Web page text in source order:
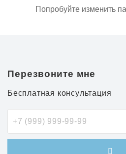
Попробуйте изменить
Перезвоните мне
Бесплатная консультация